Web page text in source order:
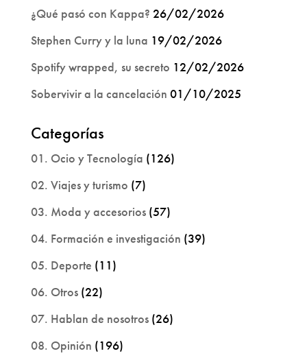
¿Qué pasó con Kappa? 26/02/2026
Stephen Curry y la luna 19/02/2026
Spotify wrapped, su secreto 12/02/2026
Sobervivir a la cancelación 01/10/2025
Categorías
01. Ocio y Tecnología (126)
02. Viajes y turismo (7)
03. Moda y accesorios(57)
04. Formación e investigación (39)
05. Deporte (11)
06. Otros(22)
07. Hablan de nosotros(26)
08. Opinión (196)